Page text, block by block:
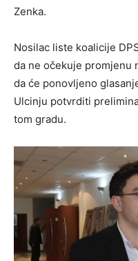
Zenka.
Nosilac liste koalicije
da ne očekuje promjenu
da će ponovljeno
Ulcinju potvrditi
tom gradu.